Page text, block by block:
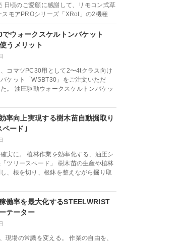
日頃のご愛顧に感謝して、リモコン式草
モアPROシリーズ「XRot」の2機種
でウォークスケルトンバケット
うメリット
コマツPC30用として2〜4tクラス向け
ケット「WSBT30」をご注文いただ
。 油圧駆動ウォークスケルトンバケッ
率向上実現する樹木苗自動掘取り
ペード｣
実に。 植林作業を効率化する、油圧シ
ツリースペード」 樹木苗の生産や植林
、根を切り、根鉢を整えながら掘り取
働率を最大化するSTEELWRIST
テーター
現場の常識を変える。 作業の自由を、